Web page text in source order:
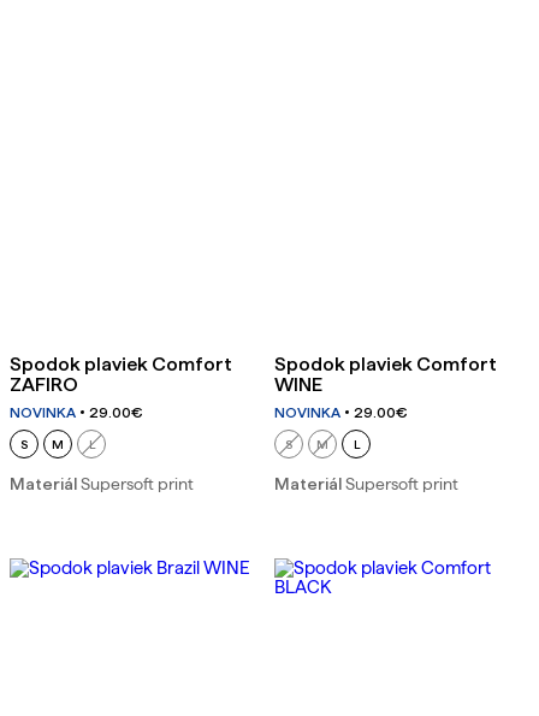
Spodok plaviek Comfort
ZAFIRO
NOVINKA 29.00€
S M L
MateriálSupersoft print
Spodok plaviek Comfort
WINE
NOVINKA 29.00€
S M L
MateriálSupersoft print